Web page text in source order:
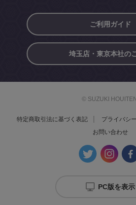
ご利用ガイド
埼玉店・東京本社の
© SUZUKI
特定商取引法に基づく表記 プライバシ
お問い合わせ
PC版を表示